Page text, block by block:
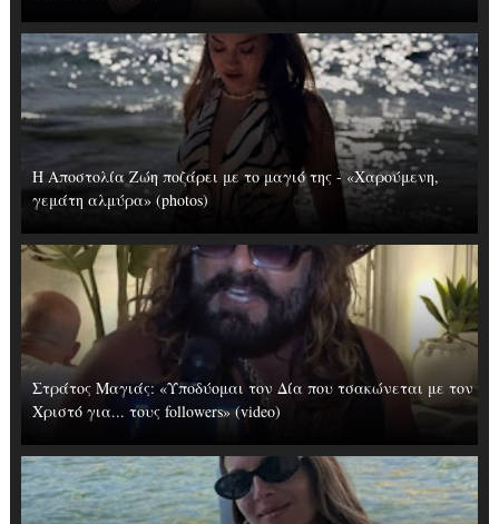
Η Αποστολία Ζώη ποζάρει με το μαγιό της - «Χαρούμενη,
γεμάτη αλμύρα» (photos)
Στράτος Μαγιάς: «Υποδύομαι τον Δία που τσακώνεται με τον
Χριστό για... τους followers» (video)